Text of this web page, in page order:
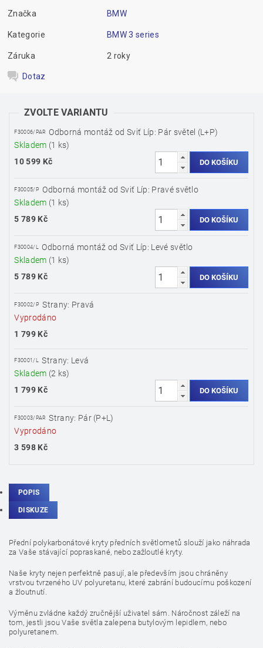
Značka BMW
Kategorie BMW 3 series
Záruka 2 roky
Dotaz
ZVOLTE VARIANTU
F30006/PAR
Odborná montáž od Sviť Líp: Pár světel (L+P)
Skladem (1 ks)
10 599 Kč
F30005/P
Odborná montáž od Sviť Líp: Pravé světlo
Skladem (1 ks)
5 789 Kč
F30004/L
Odborná montáž od Sviť Líp: Levé světlo
Skladem (1 ks)
5 789 Kč
F30002/P
Strany: Pravá
Vyprodáno
1 799 Kč
F30001/L Strany: Levá
Skladem (2 ks)
1 799 Kč
F30003/PAR
Strany: Pár (P+L)
Vyprodáno
3 598 Kč
POPIS
DISKUZE
Přední polykarbonátové kryty předních světlometů slouží jako náhrada
za Vaše stávající popraskané, nebo zažloutlé kryty.
Naše kryty nejen perfektně pasují, ale především jsou chráněny
vrstvou tvrzeného UV polyuretanu, které zabrání budoucímu poškození
a žloutnutí.
Výměnu zvládne každý zručnější uživatel sám. Náročnost záleží na
tom, jestli jsou Vaše světla zalepena butylovým lepidlem, nebo
polyuretanem.